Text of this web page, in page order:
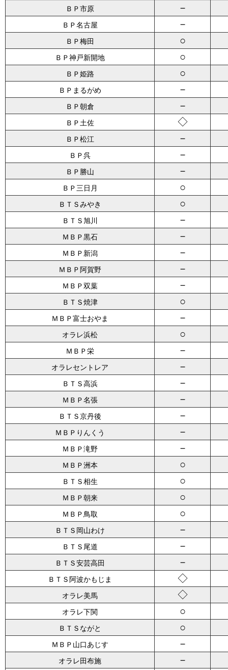
ＢＰ市原 －
ＢＰ名古屋 －
ＢＰ梅田 ○
ＢＰ神戸新開地 ○
ＢＰ姫路 ○
ＢＰまるがめ －
ＢＰ朝倉 －
ＢＰ土佐 ◇
ＢＰ松江 －
ＢＰ呉 －
ＢＰ勝山 －
ＢＰ三日月 ○
ＢＴＳみやき ○
ＢＴＳ旭川 －
ＭＢＰ黒石 －
ＭＢＰ新潟 －
ＭＢＰ阿賀野 －
ＭＢＰ双葉 －
ＢＴＳ焼津 ○
ＭＢＰ富士おやま －
オラレ浜松 ○
ＭＢＰ栄 －
オラレセントレア －
ＢＴＳ高浜 －
ＭＢＰ名張 －
ＢＴＳ京丹後 －
ＭＢＰりんくう －
ＭＢＰ滝野 －
ＭＢＰ洲本 ○
ＢＴＳ相生 ○
ＭＢＰ朝来 ○
ＭＢＰ鳥取 ○
ＢＴＳ岡山わけ －
ＢＴＳ尾道 －
ＢＴＳ安芸高田 －
ＢＴＳ阿波かもじま ◇
オラレ美馬 ◇
オラレ下関 ○
ＢＴＳながと ○
ＭＢＰ山口あじす －
オラレ田布施 －